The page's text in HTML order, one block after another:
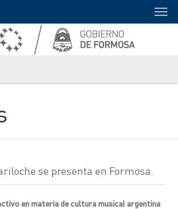
se presenta en Formosa.
en materia de cultura musical argentina